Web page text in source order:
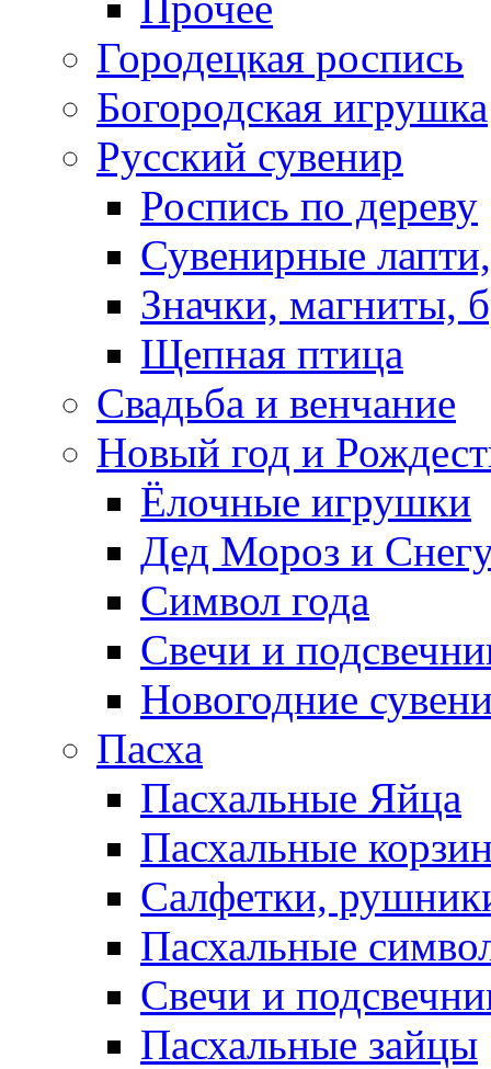
Городецкая роспись
Богородская игрушка
Русский сувенир
Роспись по дереву
Сувенирные
Значки, магниты,
Щепная птица
Свадьба и венчание
Новый год и
Ёлочные игрушки
Дед Мороз и
Символ года
Свечи и
Новогодние
Пасха
Пасхальные Яйца
Пасхальные
Салфетки,
Пасхальные
Свечи и
Пасхальные зайцы